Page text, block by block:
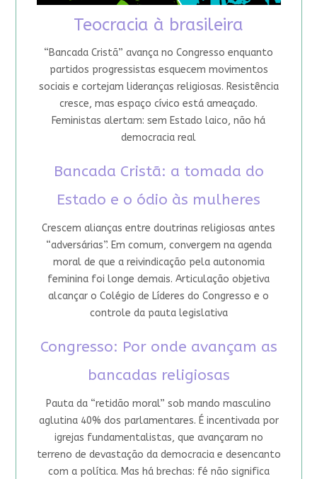
Teocracia à brasileira
“Bancada Cristã” avança no Congresso enquanto
partidos progressistas esquecem movimentos
sociais e cortejam lideranças religiosas. Resistência
cresce, mas espaço cívico está ameaçado.
Feministas alertam: sem Estado laico, não há
democracia real
Bancada Cristã: a tomada do
Estado e o ódio às mulheres
Crescem alianças entre doutrinas religiosas antes
“adversárias”. Em comum, convergem na agenda
moral de que a reivindicação pela autonomia
feminina foi longe demais. Articulação objetiva
alcançar o Colégio de Líderes do Congresso e o
controle da pauta legislativa
Congresso: Por onde avançam as
bancadas religiosas
Pauta da “retidão moral” sob mando masculino
aglutina 40% dos parlamentares. É incentivada por
igrejas fundamentalistas, que avançaram no
terreno de devastação da democracia e desencanto
com a política. Mas há brechas: fé não significa